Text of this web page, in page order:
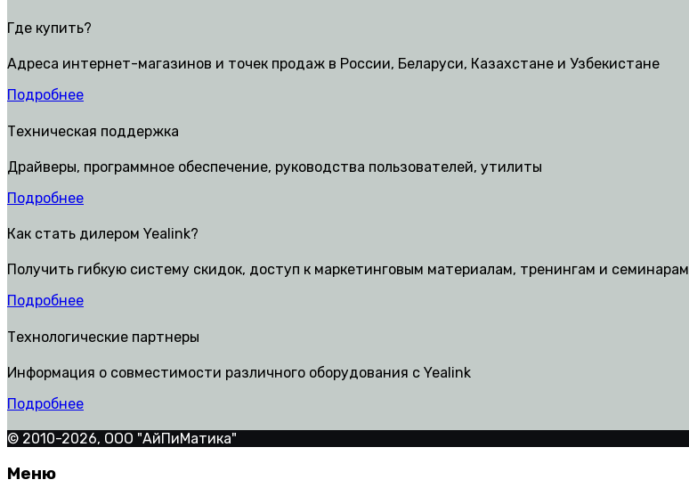
Где купить?
Адреса интернет-магазинов и точек продаж в России, Беларуси, Казахстане и Узбекистане
Подробнее
Техническая поддержка
Драйверы, программное обеспечение, руководства пользователей, утилиты
Подробнее
Как стать дилером Yealink?
Получить гибкую систему скидок, доступ к маркетинговым материалам, тренингам и семинарам
Подробнее
Технологические партнеры
Информация о совместимости различного оборудования с Yealink
Подробнее
© 2010-2026, ООО "АйПиМатика"
Меню